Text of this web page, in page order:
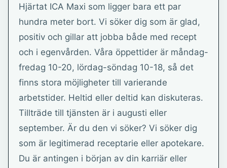
Hjärtat ICA Maxi som ligger bara ett par
hundra meter bort. Vi söker dig som är glad,
positiv och gillar att jobba både med recept
och i egenvården. Våra öppettider är måndag-
fredag 10-20, lördag-söndag 10-18, så det
finns stora möjligheter till varierande
arbetstider. Heltid eller deltid kan diskuteras.
Tillträde till tjänsten är i augusti eller
september. Är du den vi söker? Vi söker dig
som är legitimerad receptarie eller apotekare.
Du är antingen i början av din karriär eller